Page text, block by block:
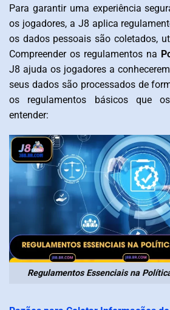
Para garantir uma experiência
os jogadores, a J8 aplica
os dados pessoais são coletados,
Compreender os regulamentos na
J8 ajuda os jogadores a
seus dados são processados de
os regulamentos básicos que
entender:
Regulamentos Essenciais na